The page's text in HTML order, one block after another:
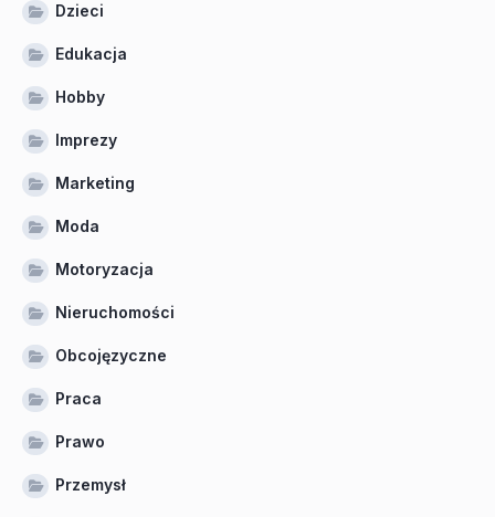
Dzieci
Edukacja
Hobby
Imprezy
Marketing
Moda
Motoryzacja
Nieruchomości
Obcojęzyczne
Praca
Prawo
Przemysł